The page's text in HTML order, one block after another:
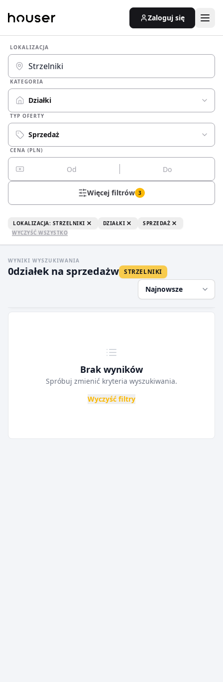
Zaloguj się
LOKALIZACJA
KATEGORIA
Działki
TYP OFERTY
Sprzedaż
CENA (PLN)
Więcej filtrów 3
LOKALIZACJA: STRZELNIKI DZIAŁKI
SPRZEDAŻ
WYCZYŚĆ WSZYSTKO
WYNIKI WYSZUKIWANIA
0działek na sprzedażw STRZELNIKI
Najnowsze
Brak wyników
Spróbuj zmienić kryteria wyszukiwania.
Wyczyść filtry